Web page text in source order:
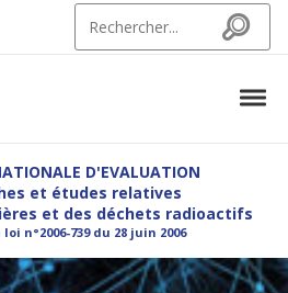
Search
D'EVALUATION
et études relatives
et des déchets radioactifs
n°2006-739 du 28 juin 2006